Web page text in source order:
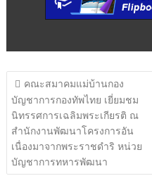
แนะแนว
เรื่อง
คณะสมาคมแม่บ้านกอง
บัญชาการกองทัพไทย เยี่ยมชม
นิทรรศการเฉลิมพระเกียรติ ณ
สำนักงานพัฒนาโครงการอัน
เนื่องมาจากพระราชดำริ หน่วย
บัญชาการทหารพัฒนา